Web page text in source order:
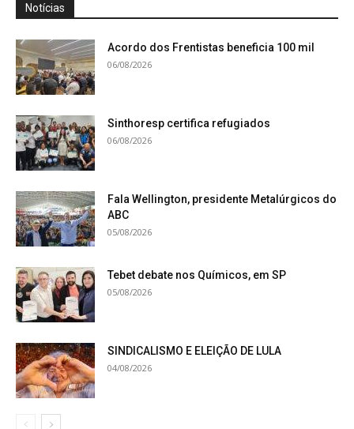
Notícias
Acordo dos Frentistas beneficia 100 mil
06/08/2026
Sinthoresp certifica refugiados
06/08/2026
Fala Wellington, presidente Metalúrgicos do
ABC
05/08/2026
Tebet debate nos Químicos, em SP
05/08/2026
SINDICALISMO E ELEIÇÃO DE LULA
04/08/2026